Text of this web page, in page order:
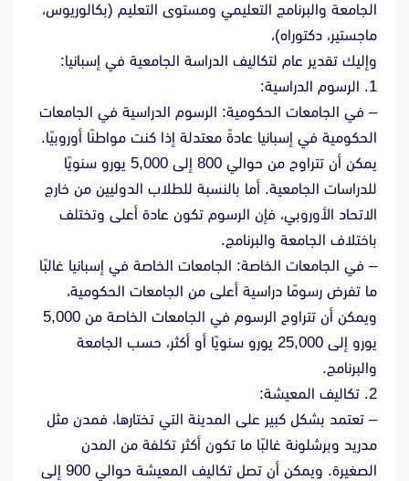
الجامعة والبرنامج التعليمي ومستوى التعليم (بكالوريوس،
ماجستير، دكتوراه)،
وإليك تقدير عام لتكاليف الدراسة الجامعية في إسبانيا:
1. الرسوم الدراسية:
– في الجامعات الحكومية: الرسوم الدراسية في الجامعات
الحكومية في إسبانيا عادةً معتدلة إذا كنت مواطنًا أوروبيًا.
يمكن أن تتراوح من حوالي 800 إلى 5,000 يورو سنويًا
للدراسات الجامعية. أما بالنسبة للطلاب الدوليين من خارج
الاتحاد الأوروبي، فإن الرسوم تكون عادة أعلى وتختلف
باختلاف الجامعة والبرنامج.
– في الجامعات الخاصة: الجامعات الخاصة في إسبانيا غالبًا
ما تفرض رسومًا دراسية أعلى من الجامعات الحكومية،
ويمكن أن تتراوح الرسوم في الجامعات الخاصة من 5,000
يورو إلى 25,000 يورو سنويًا أو أكثر، حسب الجامعة
والبرنامج.
2. تكاليف المعيشة:
– تعتمد بشكل كبير على المدينة التي تختارها، فمدن مثل
مدريد وبرشلونة غالبًا ما تكون أكثر تكلفة من المدن
الصغيرة. ويمكن أن تصل تكاليف المعيشة حوالي 900 إلى